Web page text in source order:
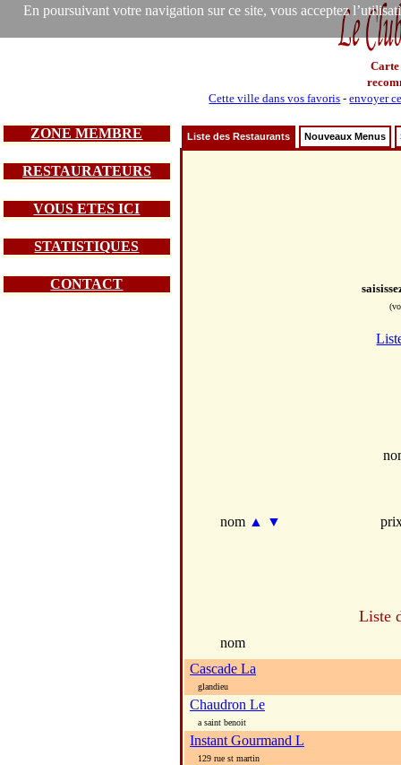
En poursuivant votre navigation sur ce site, vous acceptez
Carte
Cette ville dans vos favoris -envoyer
ZONE MEMBRE
RESTAURATEURS
VOUS ETES ICI
STATISTIQUES
CONTACT
Liste des Restaurants Nouveaux Menus
nom ▲ ▼
Liste
nom
Cascade La
glandieu
Chaudron Le
a saint benoit
Instant Gourmand L
129 rue st martin